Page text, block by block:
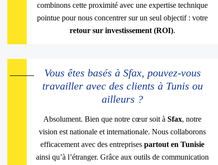
combinons cette proximité avec une expertise technique
pointue pour nous concentrer sur un seul objectif : votre
retour sur investissement (ROI).
Vous êtes basés à Sfax, pouvez-vous
travailler avec des clients à Tunis ou
ailleurs ?
Absolument. Bien que notre cœur soit à Sfax, notre
vision est nationale et internationale. Nous collaborons
efficacement avec des entreprises partout en Tunisie
ainsi qu’à l’étranger. Grâce aux outils de communication